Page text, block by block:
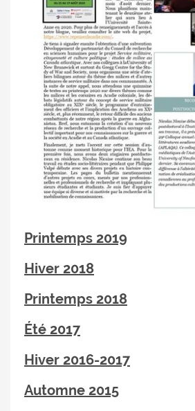
Printemps 2019
Hiver 2018
Printemps 2018
Été 2017
Hiver 2016-2017
Automne 2015